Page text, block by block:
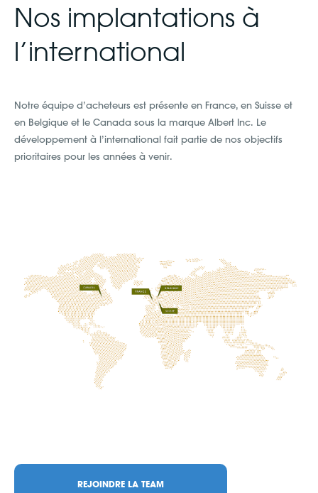
Nos implantations à
l’international
Notre équipe d’acheteurs est présente en France, en Suisse et
en Belgique et le Canada sous la marque Albert Inc. Le
développement à l’international fait partie de nos objectifs
prioritaires pour les années à venir.
REJOINDRE LA TEAM